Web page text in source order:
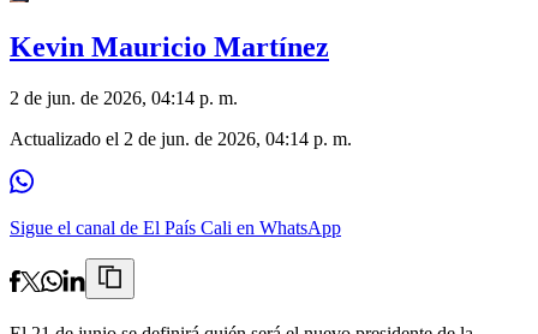
Kevin Mauricio Martínez
2 de jun. de 2026, 04:14 p. m.
Actualizado el 2 de jun. de 2026, 04:14 p. m.
Sigue el canal de El País Cali en WhatsApp